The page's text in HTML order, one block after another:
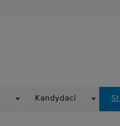
Wydział
Kandydaci